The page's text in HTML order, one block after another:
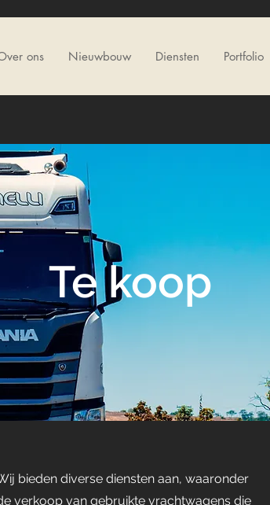
ons Nieuwbouw Diensten Portfolio
Te koop
bieden diverse diensten aan, waaronder
verkoop van gebruikte vrachtwagens die